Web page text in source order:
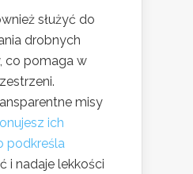
służyć do
drobnych
co pomaga w
misy
ich
podkreśla
i nadaje lekkości